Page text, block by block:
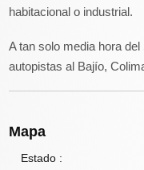
habitacional o industrial.
A tan solo media hora
autopistas al Bajío,
Mapa
Estado :